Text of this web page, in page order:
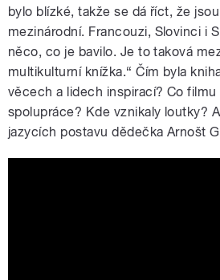
bylo blízké, takže se dá říct, že
mezinárodní. Francouzi, Slovinci i
něco, co je bavilo. Je to taková
multikulturní knížka.“ Čím byla
věcech a lidech inspirací? Co
spolupráce? Kde vznikaly loutky?
jazycích postavu dědečka Arnošt